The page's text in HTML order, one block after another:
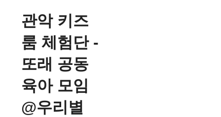
관악 키즈
룸 체험단 -
또래 공동
육아 모임
@우리별